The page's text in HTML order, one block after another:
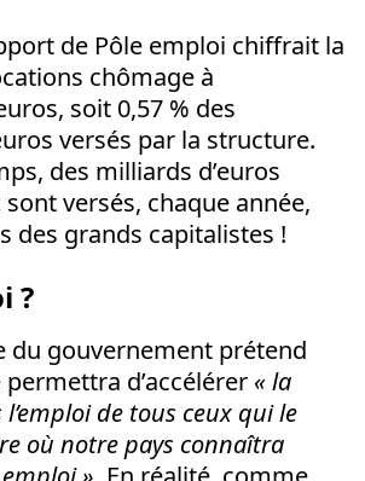
de Pôle emploi chiffrait la
chômage à
soit 0,57 % des
versés par la structure.
des milliards d’euros
sont versés, chaque année,
des grands capitalistes !
?
du gouvernement prétend
d’accélérer « la
de tous ceux qui le
où notre pays connaîtra